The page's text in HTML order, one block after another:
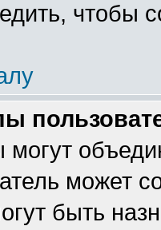
чтобы
может
быть